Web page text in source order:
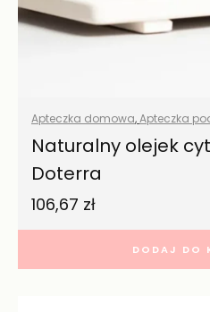
Apteczka domowa,Apteczka
domu, Eko porządki , Olejki
Środki czystości Wszystkie
Naturalny olejek
Doterra
106,67 zł
DODAJ DO